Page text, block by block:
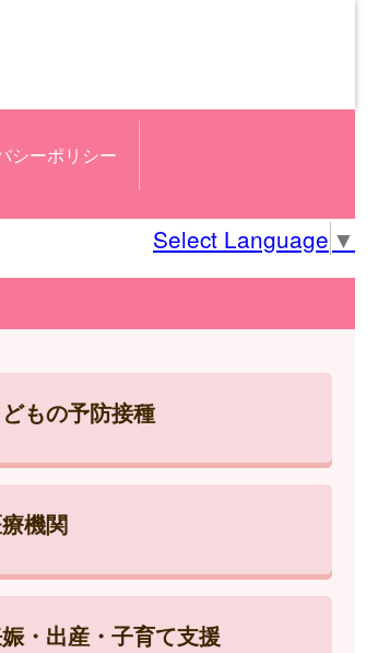
シーポリシー
Select Language ▼
もの予防接種
機関
・出産・子育て支援